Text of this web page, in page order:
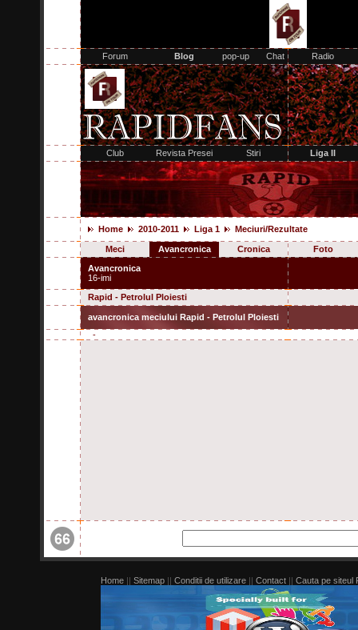
Home 2010-2011 Liga 1 Meciuri/Rezultate
Meci Avancronica Cronica
Foto
Avancronica
16-imi
Rapid - Petrolul Ploiesti
avancronica meciului Rapid - Petrolul Ploiesti
-